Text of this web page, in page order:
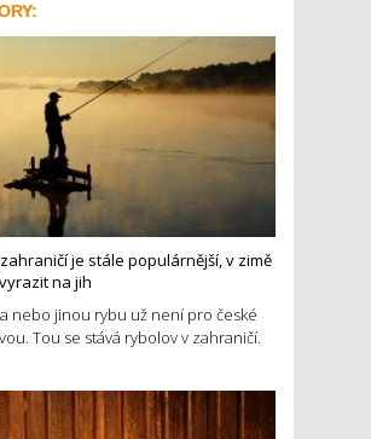
je stále populárnější, v zimě
na jih
nebo jinou rybu už není pro české
Tou se stává rybolov v zahraničí.